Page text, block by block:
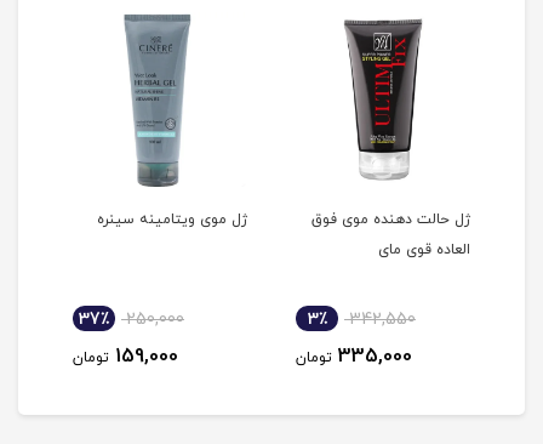
ژل حالت دهنده موی فوق
العاده قوی مای
342,550 3٪
335,000 تومان
ژل موی ویتامینه سینره
250,000 37٪
159,000 تومان